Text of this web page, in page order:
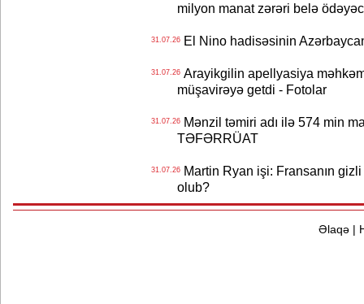
milyon manat zərəri belə
31.07.26El Nino hadisəsinin
31.07.26Arayikgilin apellyasiya
müşavirəyə getdi - Fotolar
31.07.26Mənzil təmiri adı ilə 574 min
TƏFƏRRÜAT
31.07.26Martin Ryan işi: Fransanın gizli
olub?
Əlaqə|